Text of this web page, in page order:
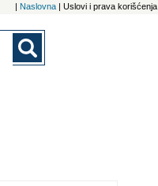
| Naslovna | Uslovi i prava korišćenja